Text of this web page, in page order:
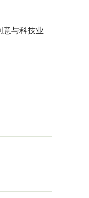
意与科技业